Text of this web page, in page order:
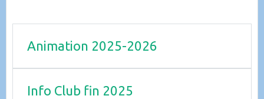
Animation 2025-2026
Info Club fin 2025